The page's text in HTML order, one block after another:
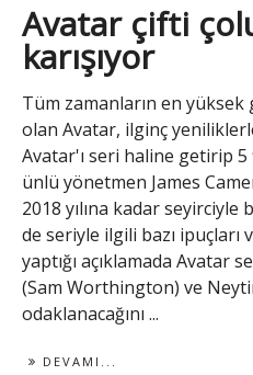
Avatar çifti
karışıyor
Tüm zamanların en yüksek
olan Avatar, ilginç
Avatar'ı seri haline getirip 5
ünlü yönetmen James
2018 yılına kadar seyirciyle
de seriyle ilgili bazı ipuçları
yaptığı açıklamada Avatar
(Sam Worthington) ve
odaklanacağını ...
DEVAMI...